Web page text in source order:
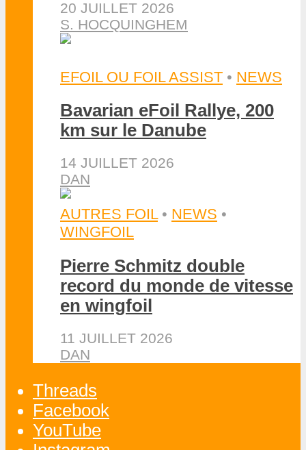
20 JUILLET 2026
S. HOCQUINGHEM
EFOIL OU FOIL ASSIST • NEWS
Bavarian eFoil Rallye, 200
km sur le Danube
14 JUILLET 2026
DAN
AUTRES FOIL • NEWS •
WINGFOIL
Pierre Schmitz double
record du monde de vitesse
en wingfoil
11 JUILLET 2026
DAN
Threads
Facebook
YouTube